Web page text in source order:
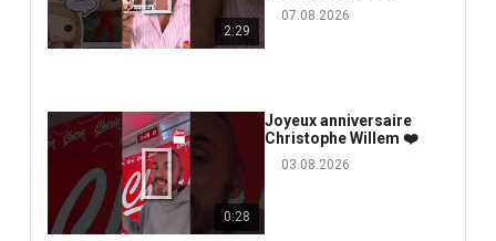
2:29
07.08.2026
0:28
Joyeux anniversaire
Christophe Willem ❤️
03.08.2026